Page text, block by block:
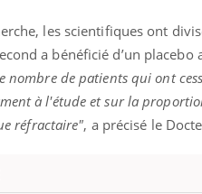
les scientifiques ont
a bénéficié d’un
nombre de patients qui ont
à l'étude et sur la
réfractaire", a précisé le